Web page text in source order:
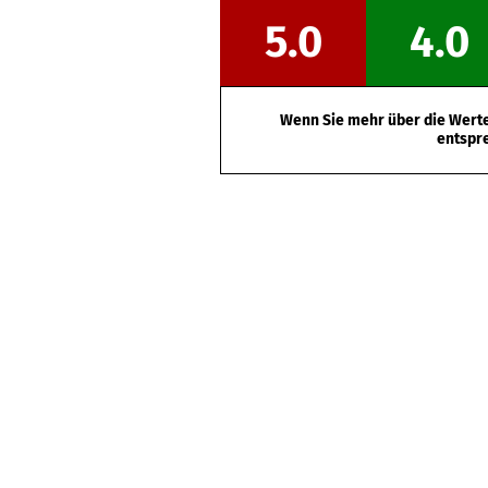
5.0 4.0
Wenn Sie mehr über die